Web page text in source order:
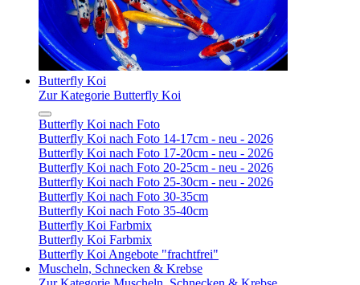
Butterfly Koi
Zur Kategorie Butterfly Koi
Butterfly Koi nach Foto
Butterfly Koi nach Foto 14-17cm - neu - 2026
Butterfly Koi nach Foto 17-20cm - neu - 2026
Butterfly Koi nach Foto 20-25cm - neu - 2026
Butterfly Koi nach Foto 25-30cm - neu - 2026
Butterfly Koi nach Foto 30-35cm
Butterfly Koi nach Foto 35-40cm
Butterfly Koi Farbmix
Butterfly Koi Farbmix
Butterfly Koi Angebote "frachtfrei"
Muscheln, Schnecken & Krebse